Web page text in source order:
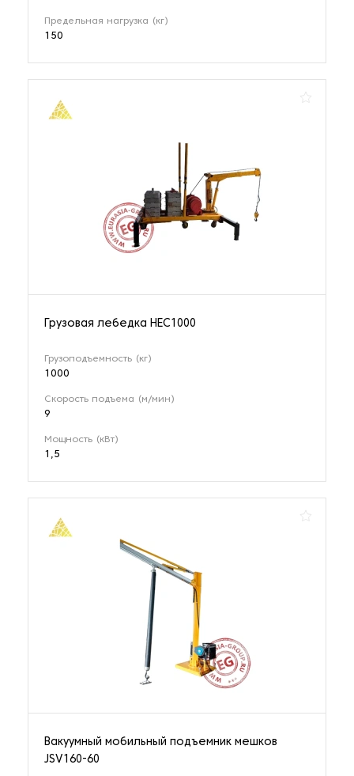
Предельная нагрузка (кг)
150
Грузовая лебедка HEC1000
Грузоподъемность (кг)
1000
Скорость подъема (м/мин)
9
Мощность (кВт)
1,5
Вакуумный мобильный подъемник мешков
JSV160-60